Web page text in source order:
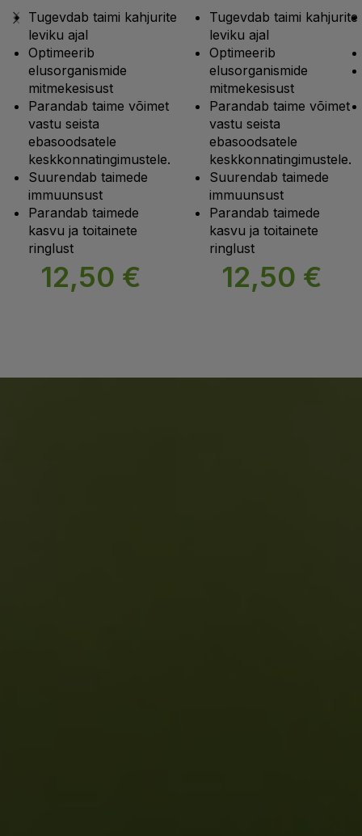
Tugevdab taimi kahjurite
leviku ajal
Optimeerib
elusorganismide
mitmekesisust
Parandab taime võimet
vastu seista
ebasoodsatele
keskkonnatingimustele.
Suurendab taimede
immuunsust
Parandab taimede
kasvu ja toitainete
ringlust
12,50 €
Tugevdab taimi kahjurite
leviku ajal
Optimeerib
elusorganismide
mitmekesisust
Parandab taime võimet
vastu seista
ebasoodsatele
keskkonnatingimustele.
Suurendab taimede
immuunsust
Parandab taimede
kasvu ja toitainete
ringlust
12,50 €